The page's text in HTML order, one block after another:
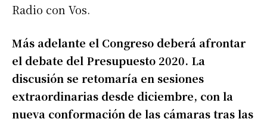
Radio con Vos.
Más adelante el Congreso deberá afrontar
el debate del Presupuesto 2020. La
discusión se retomaría en sesiones
extraordinarias desde diciembre, con la
nueva conformación de las cámaras tras las